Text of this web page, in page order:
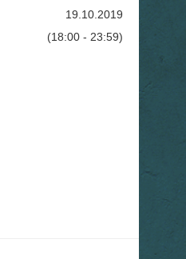
19.10.2019
(18:00 - 23:59)